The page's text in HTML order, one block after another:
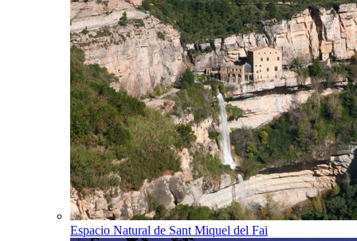
Espacio Natural de Sant Miquel del Fai